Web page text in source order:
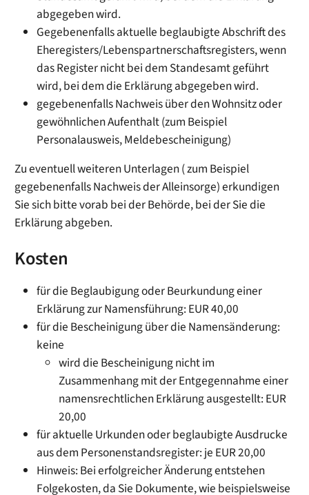
abgegeben wird.
Gegebenenfalls aktuelle beglaubigte Abschrift des
Eheregisters/Lebenspartnerschaftsregisters, wenn
das Register nicht bei dem Standesamt geführt
wird, bei dem die Erklärung abgegeben wird.
gegebenenfalls Nachweis über den Wohnsitz oder
gewöhnlichen Aufenthalt (zum Beispiel
Personalausweis, Meldebescheinigung)
Zu eventuell weiteren Unterlagen ( zum Beispiel
gegebenenfalls Nachweis der Alleinsorge) erkundigen
Sie sich bitte vorab bei der Behörde, bei der Sie die
Erklärung abgeben.
Kosten
für die Beglaubigung oder Beurkundung einer
Erklärung zur Namensführung: EUR 40,00
für die Bescheinigung über die Namensänderung:
keine
wird die Bescheinigung nicht im
Zusammenhang mit der Entgegennahme einer
namensrechtlichen Erklärung ausgestellt: EUR
20,00
für aktuelle Urkunden oder beglaubigte Ausdrucke
aus dem Personenstandsregister: je EUR 20,00
Hinweis: Bei erfolgreicher Änderung entstehen
Folgekosten, da Sie Dokumente, wie beispielsweise